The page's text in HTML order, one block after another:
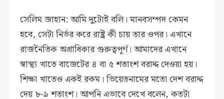
সেলিম জাহান: আমি দুটোই বলি। মানবসম্পদ কেমন
হবে, সেটা নির্ভর করে রাষ্ট্র কী চায় তার ওপর। এখানে
রাজনৈতিক অগ্রাধিকার গুরুত্বপূর্ণ। আমাদের এখানে
স্বাস্থ্য খাতে বাজেটের ৪ বা ৫ শতাংশ বরাদ্দ দেওয়া হয়।
শিক্ষা খাতেও একই রকম। ভিয়েতনামের মতো দেশ বরাদ্দ
দেয় ৮-৯ শতাংশ। আপনি এভাবে দেখে বলেন, কতটা